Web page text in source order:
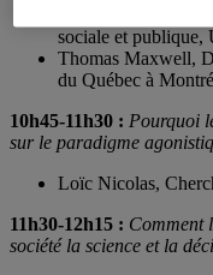
sociale et publique,
Thomas Maxwell,
du Québec à
10h45-11h30 : Pourquoi
sur le paradigme
Loïc Nicolas,
11h30-12h15 : Comment
société la science et la